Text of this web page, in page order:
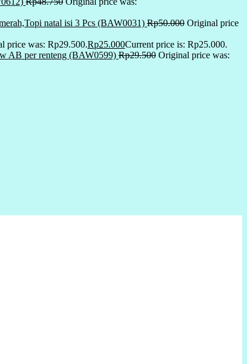
natal isi 3 Pcs (BAW0031) Rp50.000 Original price
price was: Rp29.500.Rp25.000Current price is: Rp25.000.
AB per renteng (BAW0599) Rp29.500 Original price was: